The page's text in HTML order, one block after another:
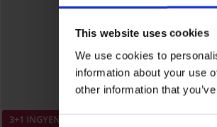
This website uses cookies
We use cookies to
information about your use
other information that
3+1 INGYEN
3+1 INGYEN